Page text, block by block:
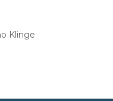
Klinge